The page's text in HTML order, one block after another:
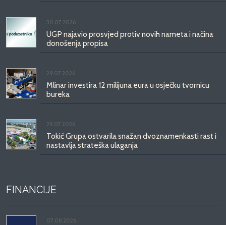
30.07.2026.
UGP najavio prosvjed protiv novih nameta i načina
donošenja propisa
29.07.2026.
Mlinar investira 12 milijuna eura u osječku tvornicu
bureka
29.07.2026.
Tokić Grupa ostvarila snažan dvoznamenkasti rast i
nastavlja strateška ulaganja
FINANCIJE
07.08.2026.